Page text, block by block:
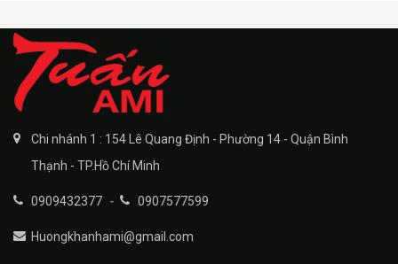
Chi nhánh 1 : 154 Lê Quang Định - Phường 14 - Quận Bình
Thạnh - TP.Hồ Chí Minh
0909432377 - 0907577599
Huongkhanhami@gmail.com